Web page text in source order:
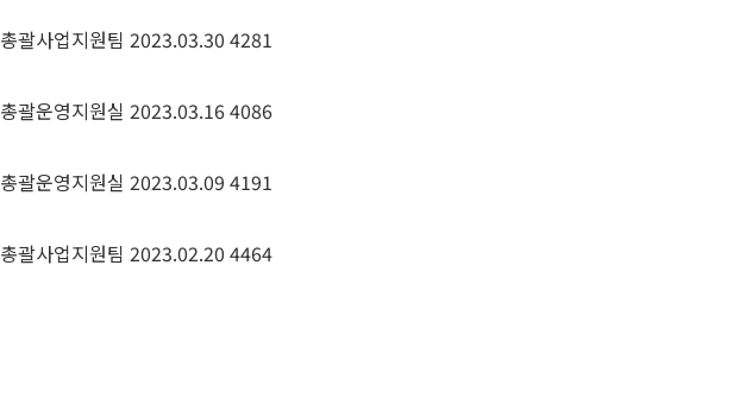
총괄사업지원팀 2023.03.30 4281
총괄운영지원실 2023.03.164086
총괄운영지원실 2023.03.09 4191
총괄사업지원팀 2023.02.20 4464